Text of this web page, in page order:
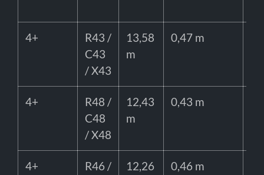
4+
R43 /
C43
/ X43
13,58
m
0,47 m
4+
R48 /
C48
/ X48
12,43
m
0,43 m
4+
R46 /
12,26
0,46 m